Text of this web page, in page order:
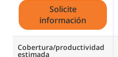
Solicite
información
Cobertura/productividad
estimada